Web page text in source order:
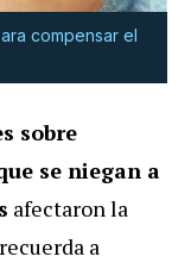
compensar el
sobre
se niegan a
afectaron la
a